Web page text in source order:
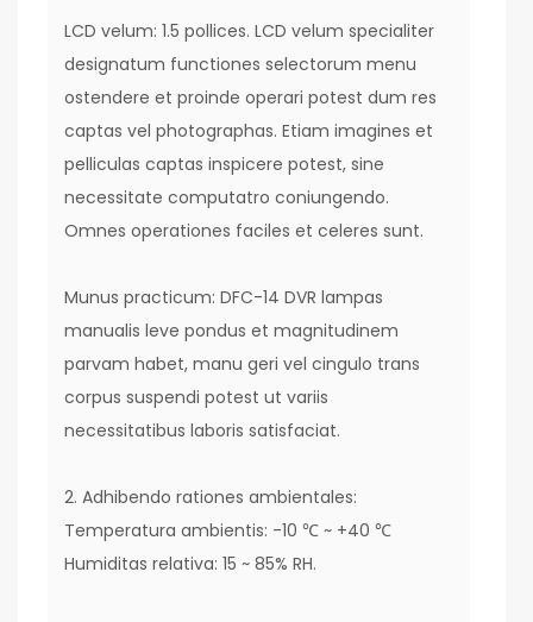
LCD velum: 1.5 pollices. LCD velum specialiter
designatum functiones selectorum menu
ostendere et proinde operari potest dum res
captas vel photographas. Etiam imagines et
pelliculas captas inspicere potest, sine
necessitate computatro coniungendo.
Omnes operationes faciles et celeres sunt.
Munus practicum: DFC-14 DVR lampas
manualis leve pondus et magnitudinem
parvam habet, manu geri vel cingulo trans
corpus suspendi potest ut variis
necessitatibus laboris satisfaciat.
2. Adhibendo rationes ambientales:
Temperatura ambientis: -10 ℃ ~ +40 ℃
Humiditas relativa: 15 ~ 85% RH.